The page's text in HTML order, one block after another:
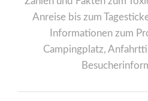
Anreise bis zum
Informationen zum
Campingplatz,